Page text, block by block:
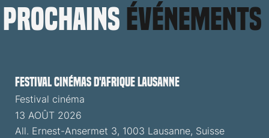
prochains événements
Festival cinémas d'Afrique Lausanne
Festival cinéma
13 AOÛT 2026
All. Ernest-Ansermet 3, 1003 Lausanne, Suisse